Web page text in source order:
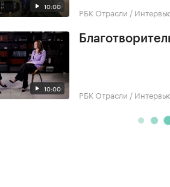
10:00 РБК Отрасли /
10:00 РБК Отрасли /